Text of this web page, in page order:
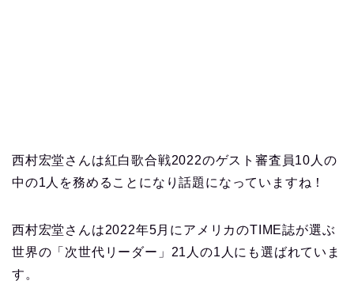
西村宏堂さんは紅白歌合戦2022のゲスト審査員10人の
中の1人を務めることになり話題になっていますね！
西村宏堂さんは2022年5月にアメリカのTIME誌が選ぶ
世界の「次世代リーダー」21人の1人にも選ばれていま
す。